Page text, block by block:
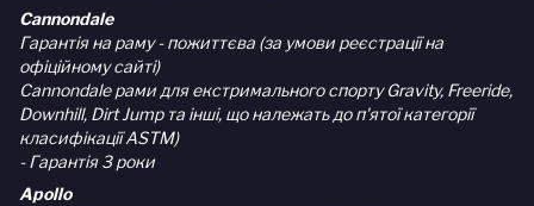
Cannondale
Гарантія на раму - пожиттєва (за умови реєстрації на
офіційному сайті)
Cannondale рами для екстримального спорту Gravity, Freeride,
Downhill, Dirt Jump та інші, що належать до п'ятої категорії
класифікації ASTM)
- Гарантія 3 роки
Apollo